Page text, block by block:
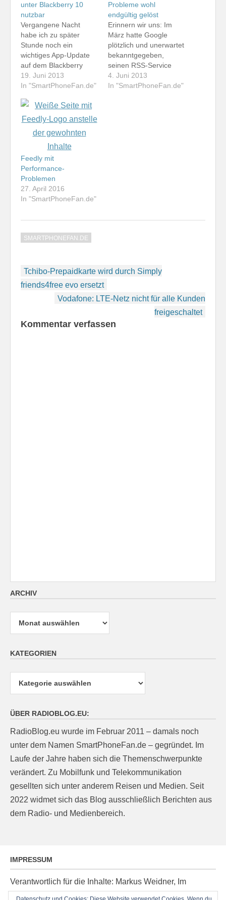
unter Blackberry 10
nutzbar
Vergangene Nacht
habe ich zu später
Stunde noch ein
wichtiges App-Update
auf dem Blackberry
Q10 und dem
Blackberry Z10
gNewsReader
synchronisiert jetzt nicht
nur mit dem in wenigen
Tagen sterbenden
Google Reader,
sondern auch mit
Feedly. Ich habe sofort
meinen Google-Account
durch den Feedly-
Accunt ersetzt.
19. Juni 2013
In "SmartPhoneFan.de"
Probleme wohl
endgültig gelöst
Erinnern wir uns: Im
März hatte Google
plötzlich und unerwartet
bekanntgegeben,
seinen RSS-Service
Google Reader
einzustellen. Auf der
4. Juni 2013
In "SmartPhoneFan.de"
Feedly mit
Performance-
Problemen
27. April 2016
In "SmartPhoneFan.de"
SMARTPHONEFAN.DE
Beitragsnavigation
Tchibo-Prepaidkarte wird durch Simply
friends4free evo ersetzt
Vodafone: LTE-Netz nicht für alle Kunden
freigeschaltet
Kommentar verfassen
ARCHIV
Archiv
KATEGORIEN
ÜBER RADIOBLOG.EU:
RadioBlog.eu wurde im Februar 2011 – damals noch
unter dem Namen SmartPhoneFan.de – gegründet. Im
Laufe der Jahre haben sich die Themenschwerpunkte
verändert. Zu Mobilfunk und Telekommunikation
gesellten sich unter anderem Reisen und Medien. Seit
2022 widmet sich das Blog ausschließlich Berichten aus
dem Radio- und Medienbereich.
IMPRESSUM
Verantwortlich für die Inhalte: Markus Weidner, Im
Ziegelacker 20, D-63599 Biebergemünd, E-Mail: